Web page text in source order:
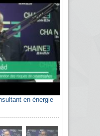
en énergie
CAPC